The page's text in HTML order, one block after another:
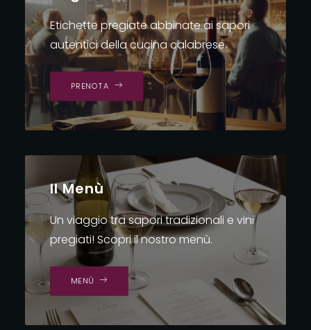
Etichette pregiate abbinate ai sapori
autentici della cucina calabrese.
PRENOTA
Il Menù
Un viaggio tra sapori tradizionali e vini
pregiati! Scopri il nostro menù.
MENÙ